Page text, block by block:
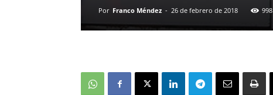
Por Franco Méndez - 26 de febrero de 2018 998